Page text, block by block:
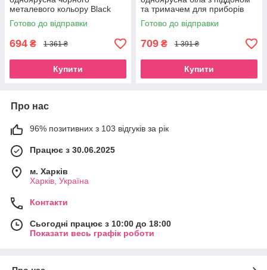
металевого кольору Black
Готово до відправки
694 ₴ 1 361 ₴
Купити
та тримачем для приборів
Готово до відправки
709 ₴ 1 391 ₴
Купити
Про нас
96% позитивних з 103 відгуків за рік
Працює з 30.06.2025
м. Харків
Харків, Україна
Контакти
Сьогодні працює з 10:00 до 18:00
Показати весь графік роботи